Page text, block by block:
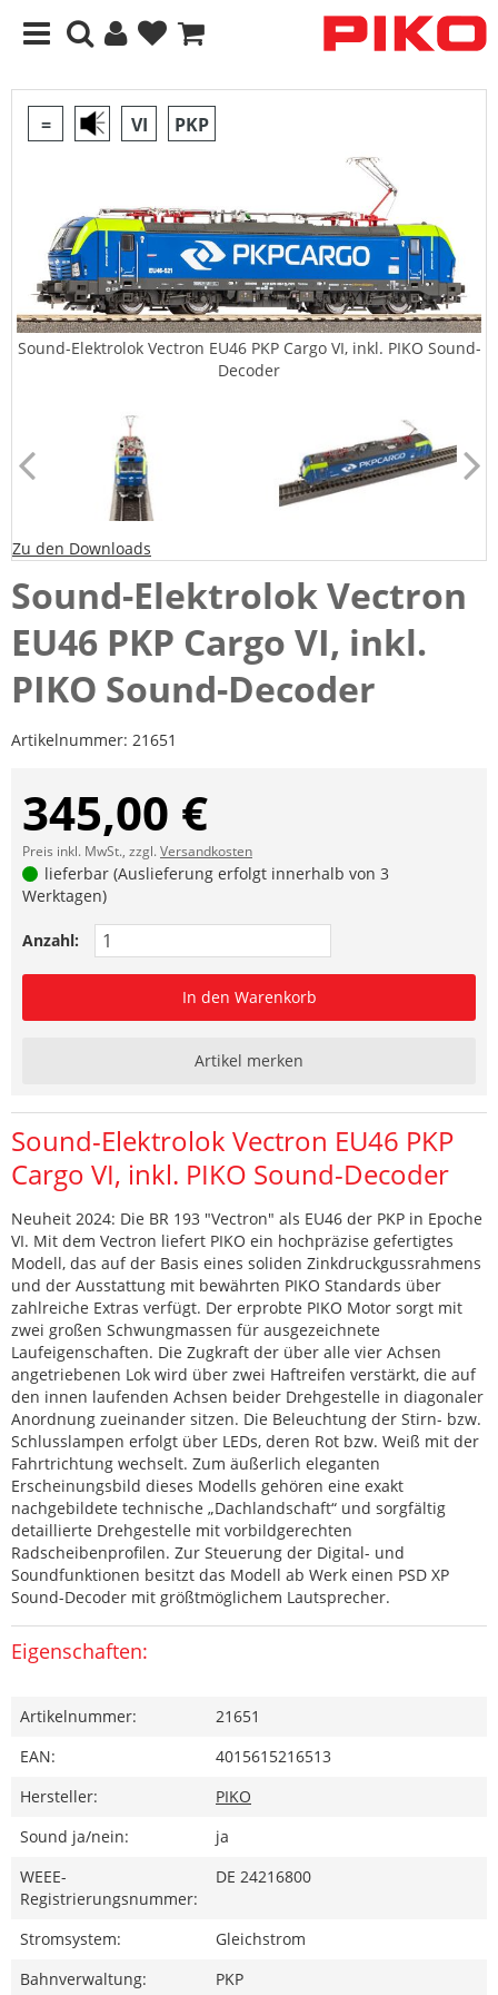
= VI PKP
Sound-Elektrolok Vectron EU46 PKP Cargo VI, inkl. PIKO Sound-
Decoder
Zu den Downloads
Sound-Elektrolok Vectron
EU46 PKP Cargo VI, inkl.
PIKO Sound-Decoder
Artikelnummer: 21651
345,00 €
Preis inkl. MwSt., zzgl.Versandkosten
lieferbar (Auslieferung erfolgt innerhalb von 3
Werktagen)
Anzahl:
In den Warenkorb
Artikel merken
Sound-Elektrolok Vectron EU46 PKP
Cargo VI, inkl. PIKO Sound-Decoder
Neuheit 2024: Die BR 193 "Vectron" als EU46 der PKP in Epoche
VI. Mit dem Vectron liefert PIKO ein hochpräzise gefertigtes
Modell, das auf der Basis eines soliden Zinkdruckgussrahmens
und der Ausstattung mit bewährten PIKO Standards über
zahlreiche Extras verfügt. Der erprobte PIKO Motor sorgt mit
zwei großen Schwungmassen für ausgezeichnete
Laufeigenschaften. Die Zugkraft der über alle vier Achsen
angetriebenen Lok wird über zwei Haftreifen verstärkt, die auf
den innen laufenden Achsen beider Drehgestelle in diagonaler
Anordnung zueinander sitzen. Die Beleuchtung der Stirn- bzw.
Schlusslampen erfolgt über LEDs, deren Rot bzw. Weiß mit der
Fahrtrichtung wechselt. Zum äußerlich eleganten
Erscheinungsbild dieses Modells gehören eine exakt
nachgebildete technische „Dachlandschaft“ und sorgfältig
detaillierte Drehgestelle mit vorbildgerechten
Radscheibenprofilen. Zur Steuerung der Digital- und
Soundfunktionen besitzt das Modell ab Werk einen PSD XP
Sound-Decoder mit größtmöglichem Lautsprecher.
Eigenschaften:
Artikelnummer:
21651
EAN:
4015615216513
Hersteller:
PIKO
Sound ja/nein:
ja
WEEE-
Registrierungsnummer:
DE 24216800
Stromsystem:
Gleichstrom
Bahnverwaltung:
PKP